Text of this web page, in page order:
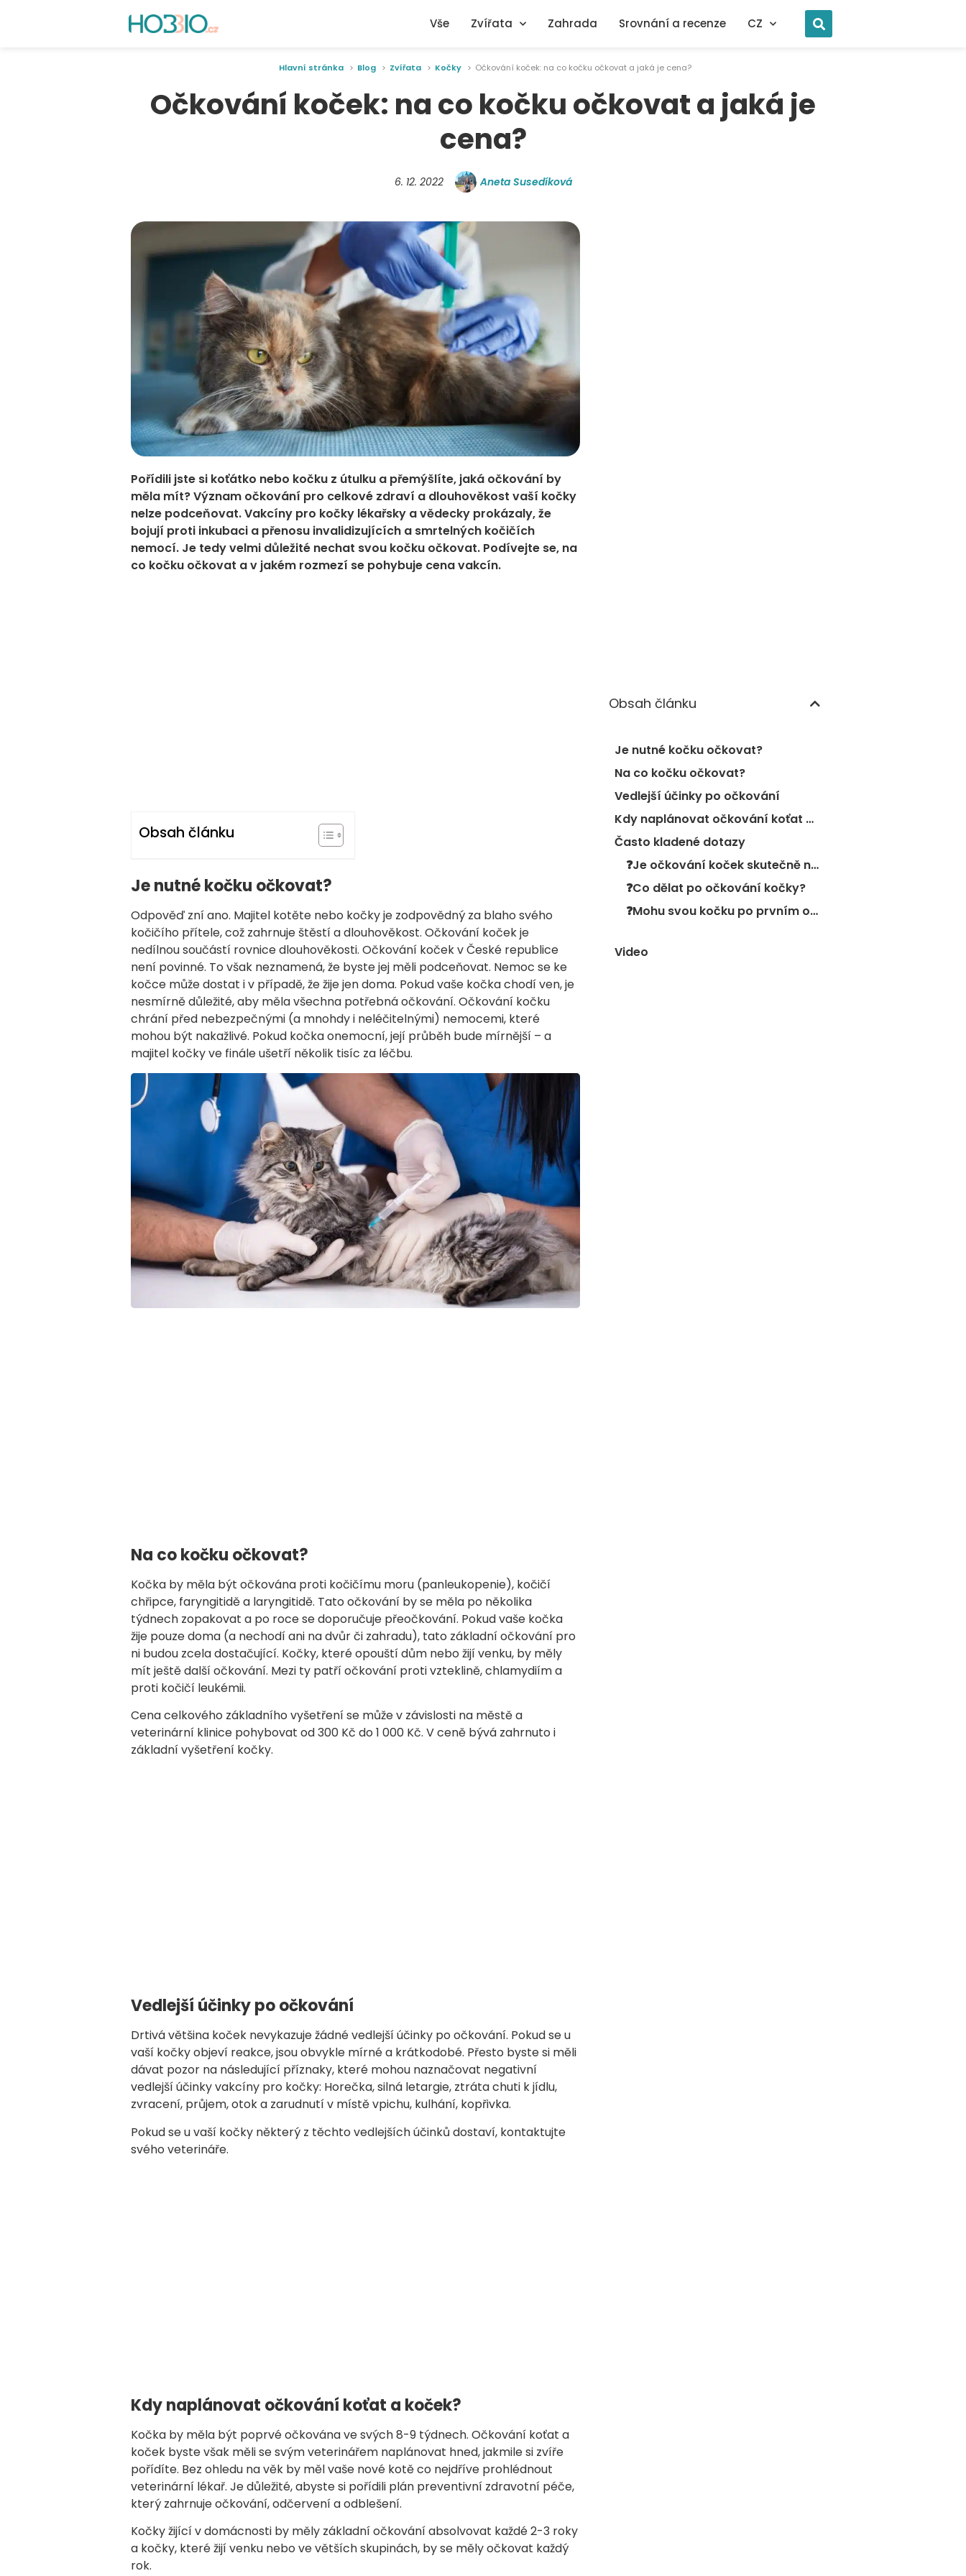
Vše Zvířata Zahrada Srovnání a recenze CZ
Hlavní stránka Blog Zvířata Kočky Očkování koček: na co kočku očkovat a jaká je cena?
Očkování koček: na co kočku očkovat a jaká je
cena?
6. 12. 2022 Aneta Susedíková
Pořídili jste si koťátko nebo kočku z útulku a přemýšlíte, jaká očkování by
měla mít? Význam očkování pro celkové zdraví a dlouhověkost vaší kočky
nelze podceňovat. Vakcíny pro kočky lékařsky a vědecky prokázaly, že
bojují proti inkubaci a přenosu invalidizujících a smrtelných kočičích
nemocí. Je tedy velmi důležité nechat svou kočku očkovat. Podívejte se, na
co kočku očkovat a v jakém rozmezí se pohybuje cena vakcín.
Obsah článku
Je nutné kočku očkovat?
Odpověď zní ano. Majitel kotěte nebo kočky je zodpovědný za blaho svého
kočičího přítele, což zahrnuje štěstí a dlouhověkost. Očkování koček je
nedílnou součástí rovnice dlouhověkosti. Očkování koček v České republice
není povinné. To však neznamená, že byste jej měli podceňovat. Nemoc se ke
kočce může dostat i v případě, že žije jen doma. Pokud vaše kočka chodí ven, je
nesmírně důležité, aby měla všechna potřebná očkování. Očkování kočku
chrání před nebezpečnými (a mnohdy i neléčitelnými) nemocemi, které
mohou být nakažlivé. Pokud kočka onemocní, její průběh bude mírnější – a
majitel kočky ve finále ušetří několik tisíc za léčbu.
Na co kočku očkovat?
Kočka by měla být očkována proti kočičímu moru (panleukopenie), kočičí
chřipce, faryngitidě a laryngitidě. Tato očkování by se měla po několika
týdnech zopakovat a po roce se doporučuje přeočkování. Pokud vaše kočka
žije pouze doma (a nechodí ani na dvůr či zahradu), tato základní očkování pro
ni budou zcela dostačující. Kočky, které opouští dům nebo žijí venku, by měly
mít ještě další očkování. Mezi ty patří očkování proti vzteklině, chlamydiím a
proti kočičí leukémii.
Cena celkového základního vyšetření se může v závislosti na městě a
veterinární klinice pohybovat od 300 Kč do 1 000 Kč. V ceně bývá zahrnuto i
základní vyšetření kočky.
Vedlejší účinky po očkování
Drtivá většina koček nevykazuje žádné vedlejší účinky po očkování. Pokud se u
vaší kočky objeví reakce, jsou obvykle mírné a krátkodobé. Přesto byste si měli
dávat pozor na následující příznaky, které mohou naznačovat negativní
vedlejší účinky vakcíny pro kočky: Horečka, silná letargie, ztráta chuti k jídlu,
zvracení, průjem, otok a zarudnutí v místě vpichu, kulhání, kopřivka.
Pokud se u vaší kočky některý z těchto vedlejších účinků dostaví, kontaktujte
svého veterináře.
Kdy naplánovat očkování koťat a koček?
Kočka by měla být poprvé očkována ve svých 8-9 týdnech. Očkování koťat a
koček byste však měli se svým veterinářem naplánovat hned, jakmile si zvíře
pořídíte. Bez ohledu na věk by měl vaše nové kotě co nejdříve prohlédnout
veterinární lékař. Je důležité, abyste si pořídili plán preventivní zdravotní péče,
který zahrnuje očkování, odčervení a odblešení.
Kočky žijící v domácnosti by měly základní očkování absolvovat každé 2-3 roky
a kočky, které žijí venku nebo ve větších skupinách, by se měly očkovat každý
rok.
Obsah článku
Je nutné kočku očkovat?
Na co kočku očkovat?
Vedlejší účinky po očkování
Kdy naplánovat očkování koťat a koček?
Často kladené dotazy
❓Je očkování koček skutečně nutné?
❓Co dělat po očkování kočky?
❓Mohu svou kočku po prvním očkování pustit ven?
Video